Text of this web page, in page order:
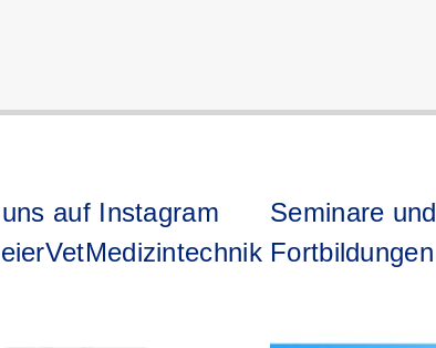
auf Instagram
Seminare und
Fortbildungen